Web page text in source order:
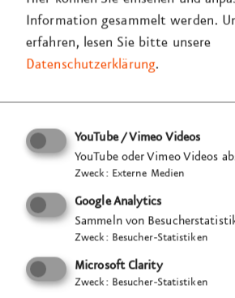
Information gesammelt werden.
erfahren, lesen Sie bitte unsere
Datenschutzerklärung.
YouTube / Vimeo Videos
YouTube oder Vimeo Videos
Zweck: Externe Medien
Google Analytics
Sammeln von
Zweck: Besucher-Statistiken
Microsoft Clarity
Zweck: Besucher-Statistiken